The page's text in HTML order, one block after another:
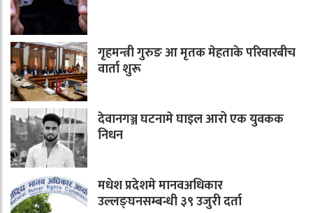
गृहमन्त्री गुरुङ आ मृतक मेहताके परिवारबीच
वार्ता शुरू
देवानगञ्ज घटनामे घाइल आरो एक युवकक
निधन
मधेश प्रदेशमे मानवअधिकार
उल्लङ्घनसम्बन्धी ३९ उजुरी दर्ता